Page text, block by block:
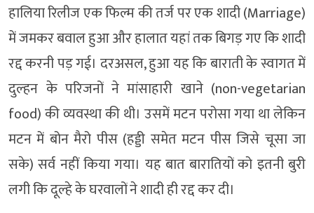
हालिया रिलीज एक फिल्म की तर्ज पर एक शादी (Marriage)
में जमकर बवाल हुआ और हालात यहां तक बिगड़ गए कि शादी
रद्द करनी पड़ गई। दरअसल, हुआ यह कि बाराती के स्वागत में
दुल्हन के परिजनों ने मांसाहारी खाने (non-vegetarian
food) की व्यवस्था की थी। उसमें मटन परोसा गया था लेकिन
मटन में बोन मैरो पीस (हड्डी समेत मटन पीस जिसे चूसा जा
सके) सर्व नहीं किया गया। यह बात बारातियों को इतनी बुरी
लगी कि दूल्हे के घरवालों ने शादी ही रद्द कर दी।